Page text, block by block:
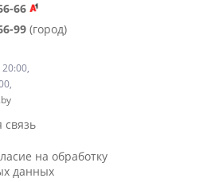
66
99(город)
связь
на обработку
данных